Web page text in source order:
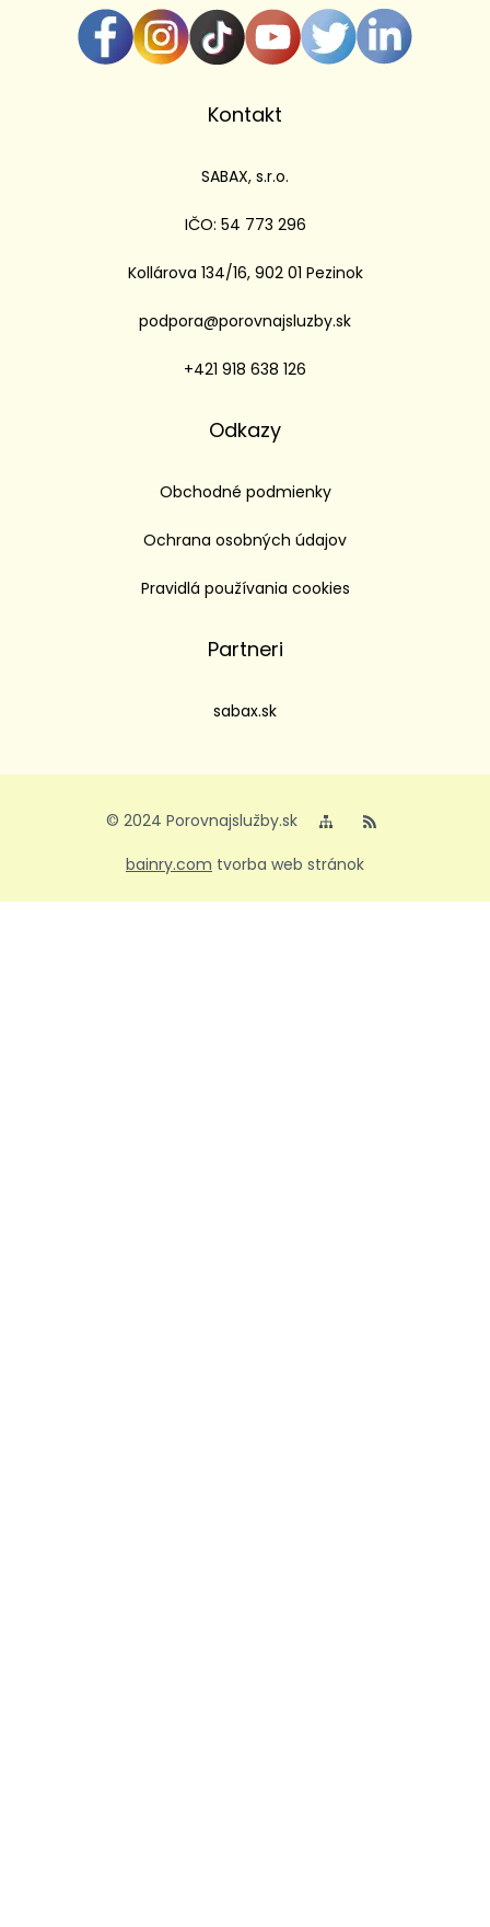
Kontakt
SABAX, s.r.o.
IČO: 54 773 296
Kollárova 134/16, 902 01 Pezinok
podpora@porovnajsluzby.sk
+421 918 638 126
Odkazy
Obchodné podmienky
Ochrana osobných údajov
Pravidlá používania cookies
Partneri
sabax.sk
© 2024 Porovnajslužby.sk
bainry.com tvorba web stránok